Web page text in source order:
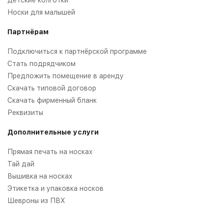
Носки для малышей
Партнёрам
Подключиться к партнёрской программе
Стать подрядчиком
Предложить помещение в аренду
Скачать типовой договор
Скачать фирменный бланк
Реквизиты
Дополнительные услуги
Прямая печать на носках
Тай дай
Вышивка на носках
Этикетка и упаковка носков
Шевроны из ПВХ